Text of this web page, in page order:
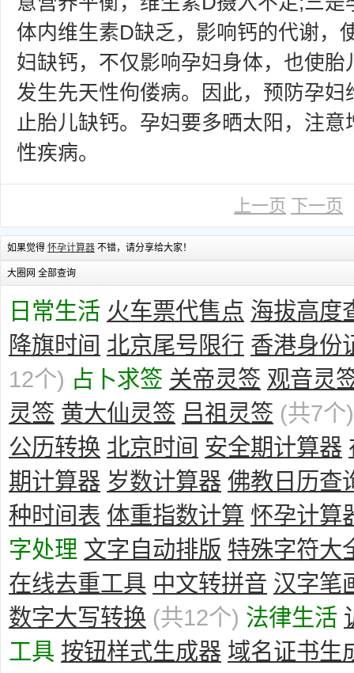
体内维生素D缺乏，影响钙的代谢，
妇缺钙，不仅影响孕妇身体，也使
发生先天性佝偻病。因此，预防孕
止胎儿缺钙。孕妇要多晒太阳，注
性疾病。
上一页 下一页
如果觉得 怀孕计算器 不错，请分享给大家！
大圈网 全部查询
日常生活 火车票代售点 海拔高度
降旗时间 北京尾号限行 香港身份
12个) 占卜求签 关帝灵签 观音灵
灵签 黄大仙灵签 吕祖灵签 (共7个)
公历转换 北京时间 安全期计算器
期计算器 岁数计算器 佛教日历查
种时间表 体重指数计算 怀孕计算
字处理 文字自动排版 特殊字符大
在线去重工具 中文转拼音 汉字笔
数字大写转换 (共12个) 法律生活
工具 按钮样式生成器 域名证书生